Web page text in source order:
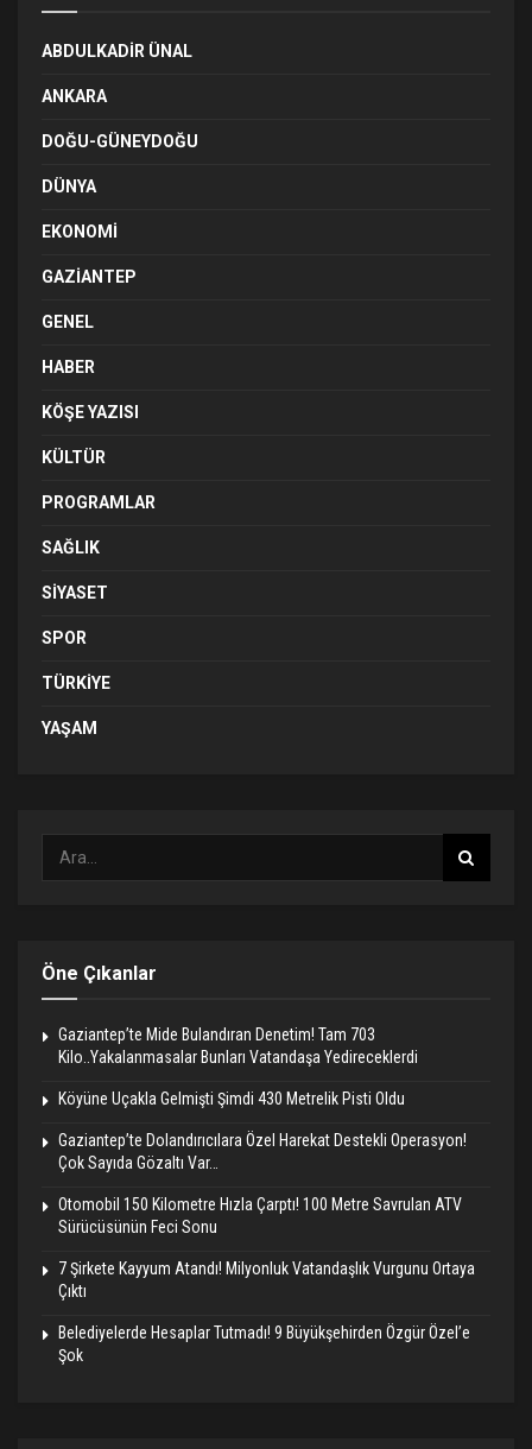
ABDULKADIR ÜNAL
ANKARA
DOĞU-GÜNEYDOĞU
DÜNYA
EKONOMI
GAZIANTEP
GENEL
HABER
KÖŞE YAZISI
KÜLTÜR
PROGRAMLAR
SAĞLIK
SIYASET
SPOR
TÜRKIYE
YAŞAM
Öne Çıkanlar
Gaziantep’te Mide Bulandıran Denetim! Tam 703
Kilo..Yakalanmasalar Bunları Vatandaşa Yedireceklerdi
Köyüne Uçakla Gelmişti Şimdi 430 Metrelik Pisti Oldu
Gaziantep’te Dolandırıcılara Özel Harekat Destekli Operasyon!
Çok Sayıda Gözaltı Var…
Otomobil 150 Kilometre Hızla Çarptı! 100 Metre Savrulan ATV
Sürücüsünün Feci Sonu
7 Şirkete Kayyum Atandı! Milyonluk Vatandaşlık Vurgunu Ortaya
Çıktı
Belediyelerde Hesaplar Tutmadı! 9 Büyükşehirden Özgür Özel’e
Şok